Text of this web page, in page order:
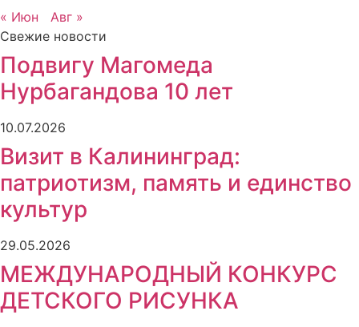
« Июн
Авг »
Свежие новости
Подвигу Магомеда
Нурбагандова 10 лет
10.07.2026
Визит в Калининград:
патриотизм, память и единство
культур
29.05.2026
МЕЖДУНАРОДНЫЙ КОНКУРС
ДЕТСКОГО РИСУНКА